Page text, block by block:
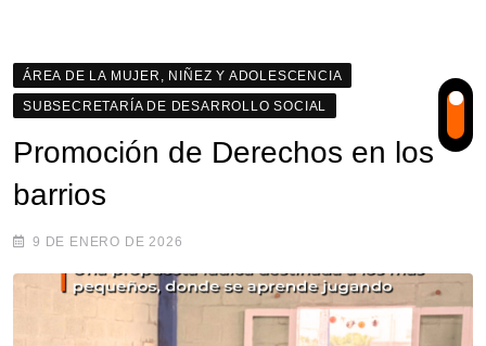
ÁREA DE LA MUJER, NIÑEZ Y ADOLESCENCIA
SUBSECRETARÍA DE DESARROLLO SOCIAL
Promoción de Derechos en los
barrios
9 DE ENERO DE 2026